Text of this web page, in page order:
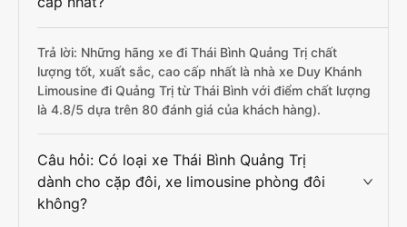
Trả lời: Những hãng xe đi Thái Bình Quảng Trị chất
lượng tốt, xuất sắc, cao cấp nhất là nhà xe Duy Khánh
Limousine đi Quảng Trị từ Thái Bình với điểm chất lượng
là 4.8/5 dựa trên 80 đánh giá của khách hàng).
Câu hỏi: Có loại xe Thái Bình Quảng Trị
dành cho cặp đôi, xe limousine phòng đôi
không?